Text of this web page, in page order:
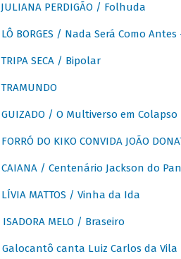
JULIANA PERDIGÃO / Folhuda
LÔ BORGES / Nada Será Como
TRIPA SECA / Bipolar
TRAMUNDO
GUIZADO / O Multiverso em Colapso
FORRÓ DO KIKO CONVIDA JOÃO
CAIANA / Centenário Jackson do
LÍVIA MATTOS / Vinha da Ida
ISADORA MELO / Braseiro
Galocantô canta Luiz Carlos da Vila